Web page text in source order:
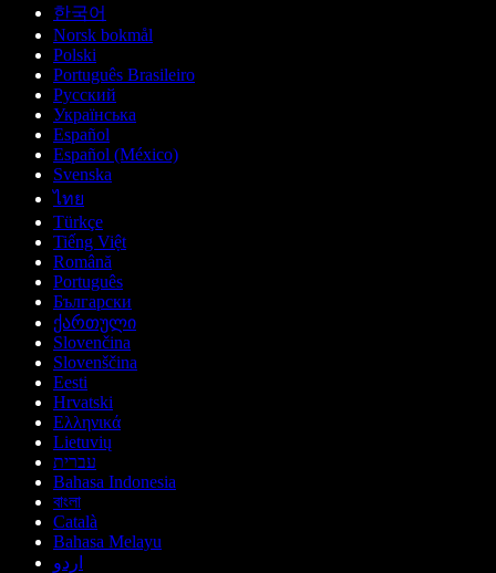
한국어
Norsk bokmål
Polski
Português Brasileiro
Русский
Українська
Español
Español (México)
Svenska
ไทย
Türkçe
Tiếng Việt
Română
Português
Български
ქართული
Slovenčina
Slovenščina
Eesti
Hrvatski
Ελληνικά
Lietuvių
עברית
Bahasa Indonesia
বাংলা
Català
Bahasa Melayu
اردو